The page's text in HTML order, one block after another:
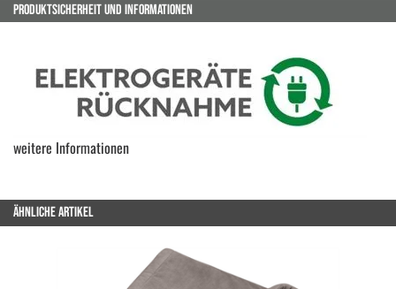
PRODUKTSICHERHEIT UND INFORMATIONEN
weitere Informationen
ÄHNLICHE ARTIKEL